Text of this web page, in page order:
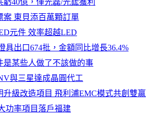
虧40億，僅光磊/光鋐獲利
案 東貝添百萬顆訂單
元件 效率超越LED
具出口674批，金額同比增長36.4%
是某些人做了不該做的事
與三星達成晶圓代工
級改造項目 飛利浦EMC模式共創雙贏
功率項目落戶福建